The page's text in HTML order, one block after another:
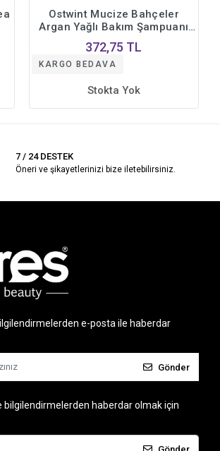
Ostwint Mucize Bahçeler
Argan Yağlı Bakım Şampuanı
Derinlemesine Nemlendirme -
Özel Formül 1000 ml.
372,75 TL
KARGO BEDAVA
Stokta Yok
7 / 24 DESTEK
Öneri ve şikayetlerinizi bize iletebilirsiniz.
e-posta ile haberdar
Gönder
bilgilendirmelerden haberdar olmak için